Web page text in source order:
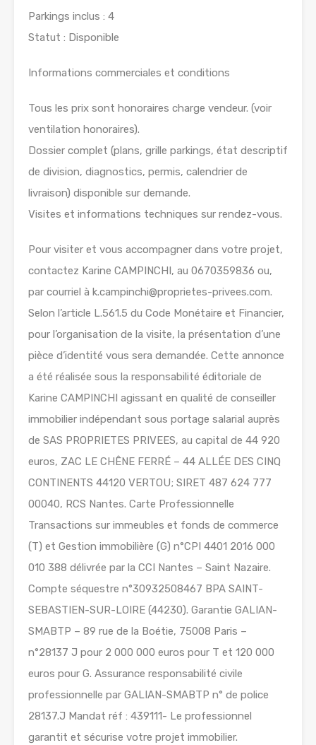
Parkings inclus : 4
Statut : Disponible
Informations commerciales et conditions
Tous les prix sont honoraires charge vendeur. (voir
ventilation honoraires).
Dossier complet (plans, grille parkings, état descriptif
de division, diagnostics, permis, calendrier de
livraison) disponible sur demande.
Visites et informations techniques sur rendez-vous.
Pour visiter et vous accompagner dans votre projet,
contactez Karine CAMPINCHI, au 0670359836 ou,
par courriel à k.campinchi@proprietes-privees.com.
Selon l’article L.561.5 du Code Monétaire et Financier,
pour l’organisation de la visite, la présentation d’une
pièce d’identité vous sera demandée. Cette annonce
a été réalisée sous la responsabilité éditoriale de
Karine CAMPINCHI agissant en qualité de conseiller
immobilier indépendant sous portage salarial auprès
de SAS PROPRIETES PRIVEES, au capital de 44 920
euros, ZAC LE CHÊNE FERRÉ – 44 ALLÉE DES CINQ
CONTINENTS 44120 VERTOU; SIRET 487 624 777
00040, RCS Nantes. Carte Professionnelle
Transactions sur immeubles et fonds de commerce
(T) et Gestion immobilière (G) n°CPI 4401 2016 000
010 388 délivrée par la CCI Nantes – Saint Nazaire.
Compte séquestre n°30932508467 BPA SAINT-
SEBASTIEN-SUR-LOIRE (44230). Garantie GALIAN-
SMABTP – 89 rue de la Boétie, 75008 Paris –
n°28137 J pour 2 000 000 euros pour T et 120 000
euros pour G. Assurance responsabilité civile
professionnelle par GALIAN-SMABTP n° de police
28137.J Mandat réf : 439111- Le professionnel
garantit et sécurise votre projet immobilier.